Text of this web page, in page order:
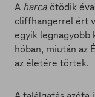
A harca ötödik
cliffhangerrel ért
egyik legnagyobb
hóban, miután az
az életére törtek.